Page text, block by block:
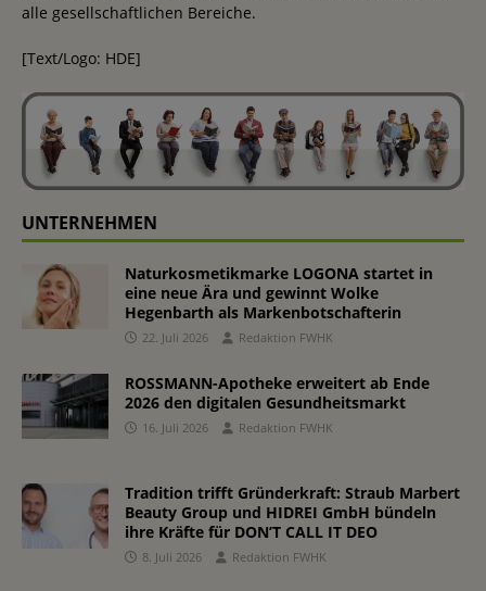
alle gesellschaftlichen Bereiche.
[Text/Logo: HDE]
UNTERNEHMEN
Naturkosmetikmarke LOGONA startet in
eine neue Ära und gewinnt Wolke
Hegenbarth als Markenbotschafterin
22. Juli 2026 Redaktion FWHK
ROSSMANN-Apotheke erweitert ab Ende
2026 den digitalen Gesundheitsmarkt
16. Juli 2026 Redaktion FWHK
Tradition trifft Gründerkraft: Straub Marbert
Beauty Group und HIDREI GmbH bündeln
ihre Kräfte für DON’T CALL IT DEO
8. Juli 2026 Redaktion FWHK